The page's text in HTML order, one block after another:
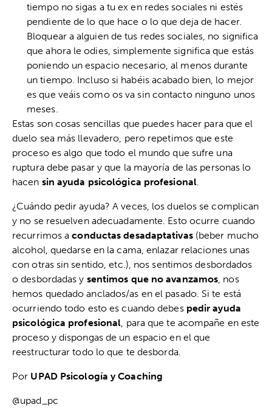
tiempo no sigas a tu ex en redes sociales ni estés
pendiente de lo que hace o lo que deja de hacer.
Bloquear a alguien de tus redes sociales, no significa
que ahora le odies, simplemente significa que estás
poniendo un espacio necesario, al menos durante
un tiempo. Incluso si habéis acabado bien, lo mejor
es que veáis como os va sin contacto ninguno unos
meses.
Estas son cosas sencillas que puedes hacer para que el
duelo sea más llevadero, pero repetimos que este
proceso es algo que todo el mundo que sufre una
ruptura debe pasar y que la mayoría de las personas lo
hacen sin ayuda psicológica profesional.
¿Cuándo pedir ayuda? A veces, los duelos se complican
y no se resuelven adecuadamente. Esto ocurre cuando
recurrimos aconductas desadaptativas(beber mucho
alcohol, quedarse en la cama, enlazar relaciones unas
con otras sin sentido, etc.), nos sentimos desbordados
o desbordadas y sentimos que no avanzamos, nos
hemos quedado anclados/as en el pasado. Si te está
ocurriendo todo esto es cuando debes pedir ayuda
psicológica profesional, para que te acompañe en este
proceso y dispongas de un espacio en el que
reestructurar todo lo que te desborda.
Por UPAD Psicología y Coaching
@upad_pc